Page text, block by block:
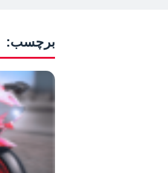
برچسب: